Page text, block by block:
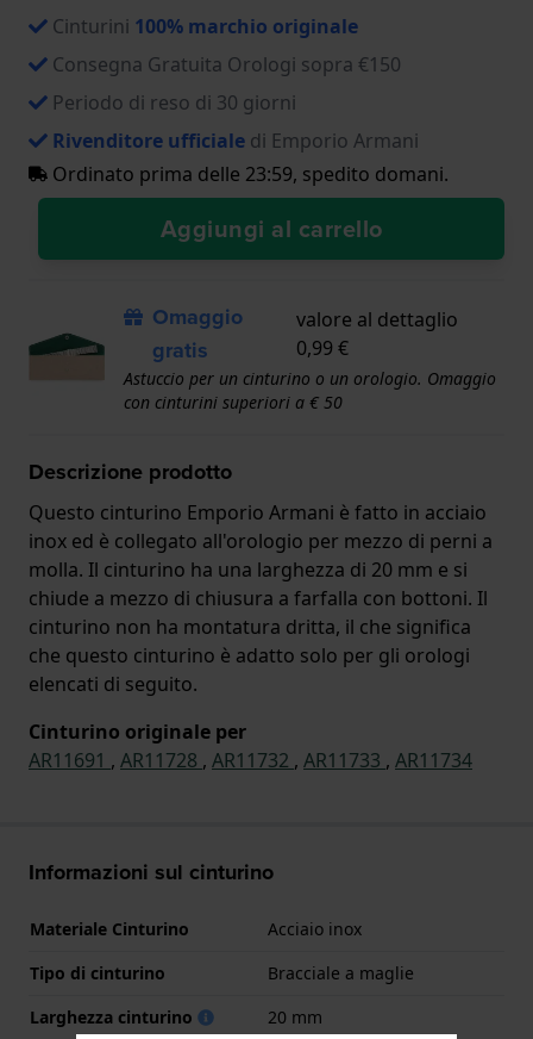
Cinturini 100% marchio originale
Consegna Gratuita Orologi sopra €150
Periodo di reso di 30 giorni
Rivenditore ufficiale di Emporio Armani
Ordinato prima delle 23:59, spedito domani.
Aggiungi al carrello
Omaggio
gratis
valore al dettaglio
0,99 €
Astuccio per un cinturino o un orologio. Omaggio
con cinturini superiori a € 50
Descrizione prodotto
Questo cinturino Emporio Armani è fatto in acciaio
inox ed è collegato all'orologio per mezzo di perni a
molla. Il cinturino ha una larghezza di 20 mm e si
chiude a mezzo di chiusura a farfalla con bottoni. Il
cinturino non ha montatura dritta, il che significa
che questo cinturino è adatto solo per gli orologi
elencati di seguito.
Cinturino originale per
AR11691 , AR11728 , AR11732 , AR11733 , AR11734
Informazioni sul cinturino
Materiale Cinturino
Acciaio inox
Tipo di cinturino
Bracciale a maglie
Larghezza cinturino
20 mm